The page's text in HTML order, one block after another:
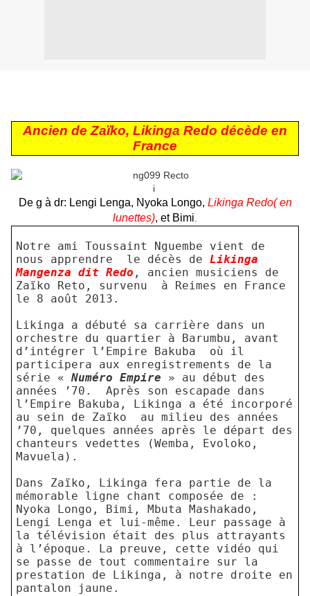
Ancien de Zaïko, Likinga Redo décède en
France
i
De g à dr: Lengi Lenga, Nyoka Longo, Likinga Redo( en
lunettes), et Bimi
Notre ami Toussaint Nguembe vient de
nous apprendre
le décès de Likinga
Mangenza dit Redo , ancien musiciens de
Zaïko Reto, survenu
à Reimes en France
le 8 août 2013.
Likinga a débuté sa carrière dans un
orchestre du quartier à Barumbu, avant
d’intégrer l’Empire Bakuba
où il
participera aux enregistrements de la
série « Numéro Empire » au début des
années ’70.
Après son escapade dans
l’Empire Bakuba, Likinga a été incorporé
au sein de Zaïko
au milieu des années
’70, quelques années après le départ des
chanteurs vedettes (Wemba, Evoloko,
Mavuela).
Dans Zaïko, Likinga fera partie de la
mémorable ligne chant composée de :
Nyoka Longo, Bimi, Mbuta Mashakado,
Lengi Lenga et lui-même. Leur passage à
la télévision était des plus attrayants
à l’époque. La preuve, cette vidéo qui
se passe de tout commentaire sur la
prestation de Likinga, à notre droite en
pantalon jaune.